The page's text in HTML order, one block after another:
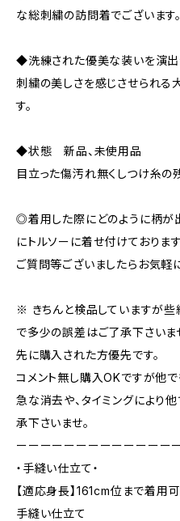
な総刺繍の訪問着でございます。
◆洗練された優美な装いを演出
刺繍の美しさを感じさせられる
す。
◆状態 新品、未使用品
目立った傷汚れ無くしつけ糸の
◎着用した際にどのように柄が
にトルソーに着せ付けております
ご質問等ございましたらお気軽
※ きちんと検品していますが些
で多少の誤差はご了承下さいま
先に購入された方優先です。
コメント無し購入OKですが他
急な消去や、タイミングにより
承下さいませ。
ーーーーーーーーーーーーー
・手縫い仕立て・
【適応身長】161cm位まで着用可
手縫い仕立て